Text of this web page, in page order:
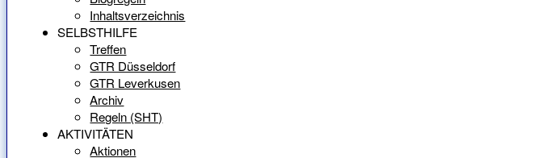
Inhaltsverzeichnis
SELBSTHILFE
Treffen
GTR Düsseldorf
GTR Leverkusen
Archiv
Regeln (SHT)
AKTIVITÄTEN
Aktionen